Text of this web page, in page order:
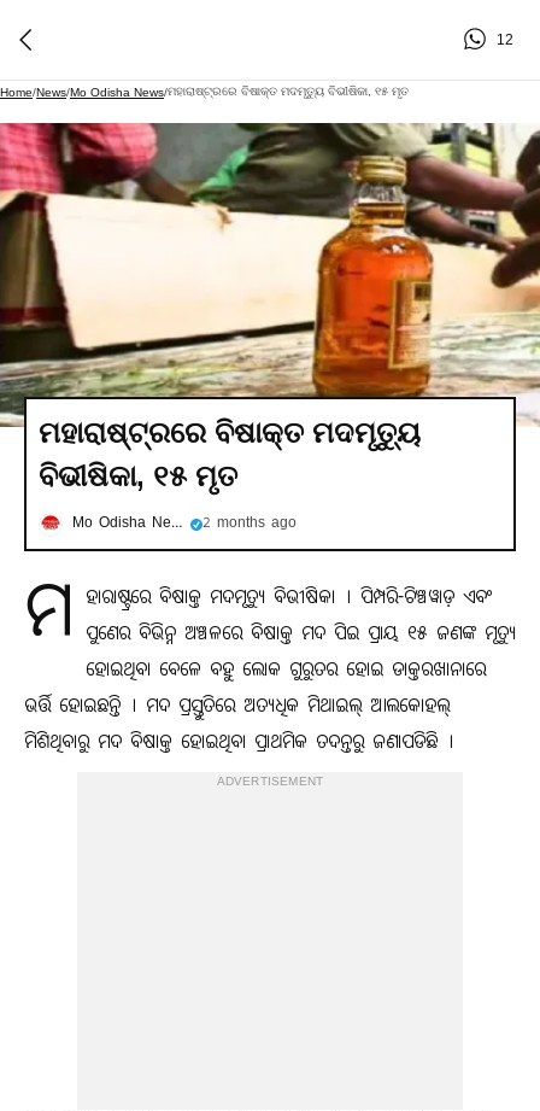
12
Home/News/Mo Odisha News/ମହାରାଷ୍ଟ୍ରରେ ବିଷାକ୍ତ ମଦମୃତ୍ୟୁ ବିଭୀଷିକା, ୧୫ ମୃତ
ମହାରାଷ୍ଟ୍ରରେ ବିଷାକ୍ତ ମଦମୃତ୍ୟୁ
ବିଭୀଷିକା, ୧୫ ମୃତ
Mo Odisha News 2 months ago
ମ
ହାରାଷ୍ଟ୍ରରେ ବିଷାକ୍ତ ମଦମୃତ୍ୟୁ ବିଭୀଷିକା । ପିମ୍ପରି-ଚିଞ୍ଚୱାଡ଼ ଏବଂ
ପୁଣେର ବିଭିନ୍ନ ଅଞ୍ଚଳରେ ବିଷାକ୍ତ ମଦ ପିଇ ପ୍ରାୟ ୧୫ ଜଣଙ୍କ ମୃତ୍ୟୁ
ହୋଇଥିବା ବେଳେ ବହୁ ଲୋକ ଗୁରୁତର ହୋଇ ଡାକ୍ତରଖାନାରେ
ଭର୍ତ୍ତି ହୋଇଛନ୍ତି । ମଦ ପ୍ରସ୍ତୁତିରେ ଅତ୍ୟଧିକ ମିଥାଇଲ୍ ଆଲକୋହଲ୍
ମିଶିଥିବାରୁ ମଦ ବିଷାକ୍ତ ହୋଇଥିବା ପ୍ରାଥମିକ ତଦନ୍ତରୁ ଜଣାପଡିଛି ।
ADVERTISEMENT